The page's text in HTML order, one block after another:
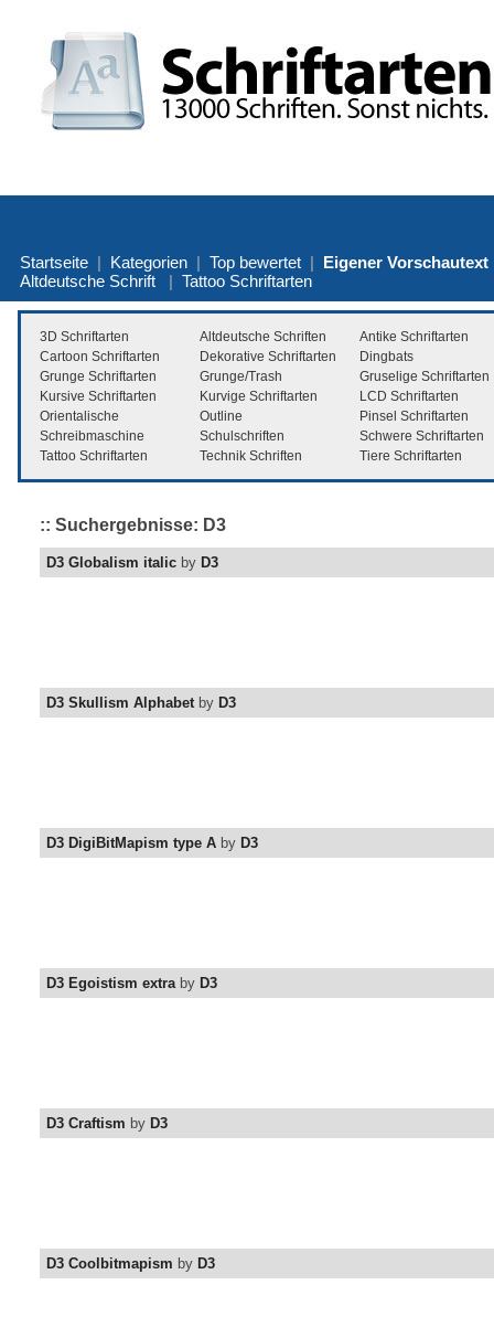
Startseite | Kategorien | Top bewertet | Eigener Vorschautext
Altdeutsche Schrift | Tattoo Schriftarten
3D Schriftarten Altdeutsche Schriften
Antike Schriftarten
Cartoon Schriftarten
Dekorative Schriftarten
Dingbats
Grunge Schriftarten
Grunge/Trash
Gruselige Schriftarten
Kursive Schriftarten
Kurvige Schriftarten
LCD Schriftarten
Orientalische
Outline
Pinsel Schriftarten
Schreibmaschine
Schulschriften
Schwere Schriftarten
Tattoo Schriftarten
Technik Schriften Tiere Schriftarten
:: Suchergebnisse: D3
D3 Globalism italic by D3
D3 Skullism Alphabetby D3
D3 DigiBitMapism type A by D3
D3 Egoistism extraby D3
D3 Craftism by D3
D3 Coolbitmapism by D3